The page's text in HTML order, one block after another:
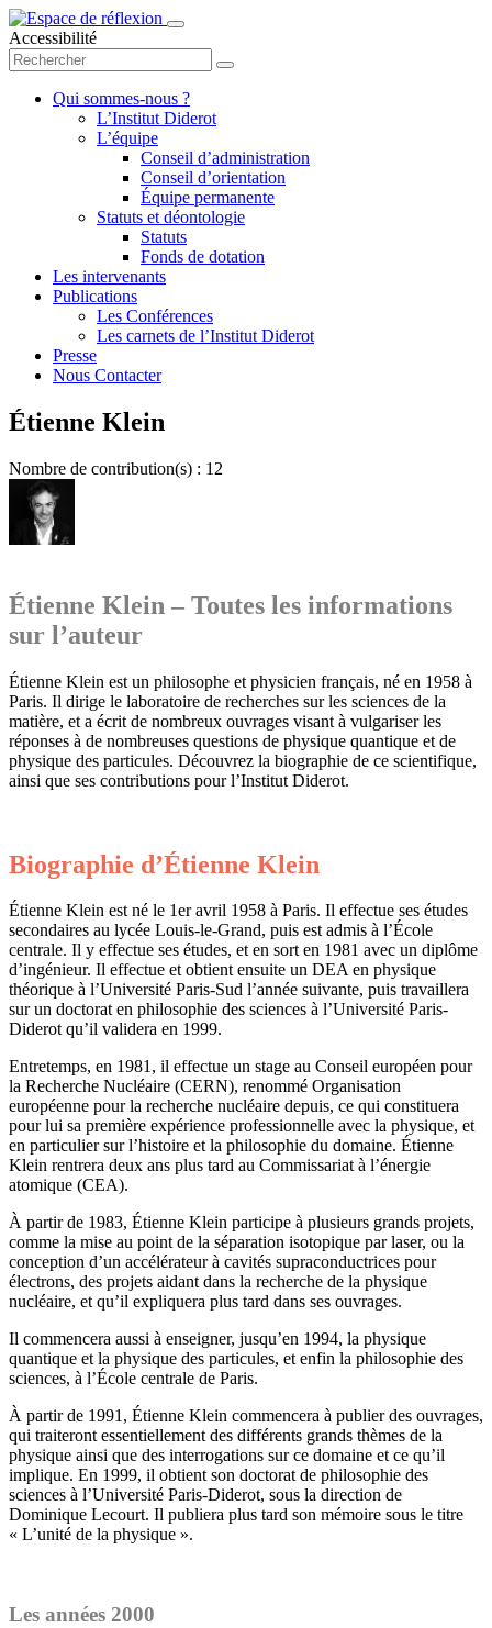
Accessibilité
Qui sommes-nous ?
L’Institut Diderot
L’équipe
Conseil d’administration
Conseil d’orientation
Équipe permanente
Statuts et déontologie
Statuts
Fonds de dotation
Les intervenants
Publications
Les Conférences
Les carnets de l’Institut Diderot
Presse
Nous Contacter
Étienne Klein
Nombre de contribution(s) : 12
Étienne Klein – Toutes les informations
sur l’auteur
Étienne Klein est un philosophe et physicien français, né en 1958 à
Paris. Il dirige le laboratoire de recherches sur les sciences de la
matière, et a écrit de nombreux ouvrages visant à vulgariser les
réponses à de nombreuses questions de physique quantique et de
physique des particules. Découvrez la biographie de ce scientifique,
ainsi que ses contributions pour l’Institut Diderot.
Biographie d’Étienne Klein
Étienne Klein est né le 1er avril 1958 à Paris. Il effectue ses études
secondaires au lycée Louis-le-Grand, puis est admis à l’École
centrale. Il y effectue ses études, et en sort en 1981 avec un diplôme
d’ingénieur. Il effectue et obtient ensuite un DEA en physique
théorique à l’Université Paris-Sud l’année suivante, puis travaillera
sur un doctorat en philosophie des sciences à l’Université Paris-
Diderot qu’il validera en 1999.
Entretemps, en 1981, il effectue un stage au Conseil européen pour
la Recherche Nucléaire (CERN), renommé Organisation
européenne pour la recherche nucléaire depuis, ce qui constituera
pour lui sa première expérience professionnelle avec la physique, et
en particulier sur l’histoire et la philosophie du domaine. Étienne
Klein rentrera deux ans plus tard au Commissariat à l’énergie
atomique (CEA).
À partir de 1983, Étienne Klein participe à plusieurs grands projets,
comme la mise au point de la séparation isotopique par laser, ou la
conception d’un accélérateur à cavités supraconductrices pour
électrons, des projets aidant dans la recherche de la physique
nucléaire, et qu’il expliquera plus tard dans ses ouvrages.
Il commencera aussi à enseigner, jusqu’en 1994, la physique
quantique et la physique des particules, et enfin la philosophie des
sciences, à l’École centrale de Paris.
À partir de 1991, Étienne Klein commencera à publier des ouvrages,
qui traiteront essentiellement des différents grands thèmes de la
physique ainsi que des interrogations sur ce domaine et ce qu’il
implique. En 1999, il obtient son doctorat de philosophie des
sciences à l’Université Paris-Diderot, sous la direction de
Dominique Lecourt. Il publiera plus tard son mémoire sous le titre
« L’unité de la physique ».
Les années 2000